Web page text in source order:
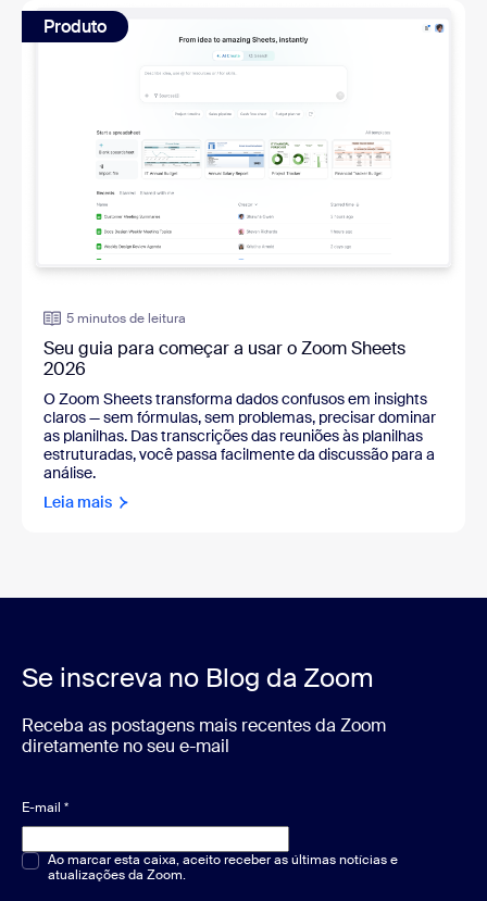
Produto
5 minutos de leitura
Seu guia para começar a usar o Zoom Sheets
2026
O Zoom Sheets transforma dados confusos em insights
claros — sem fórmulas, sem problemas, precisar dominar
as planilhas. Das transcrições das reuniões às planilhas
estruturadas, você passa facilmente da discussão para a
análise.
Leia mais
Se inscreva no Blog da Zoom
Receba as postagens mais recentes da Zoom
diretamente no seu e-mail
E-mail *
Múltipla escolha ou resposta única*
Ao marcar esta caixa, aceito receber as últimas notícias e
atualizações da Zoom.